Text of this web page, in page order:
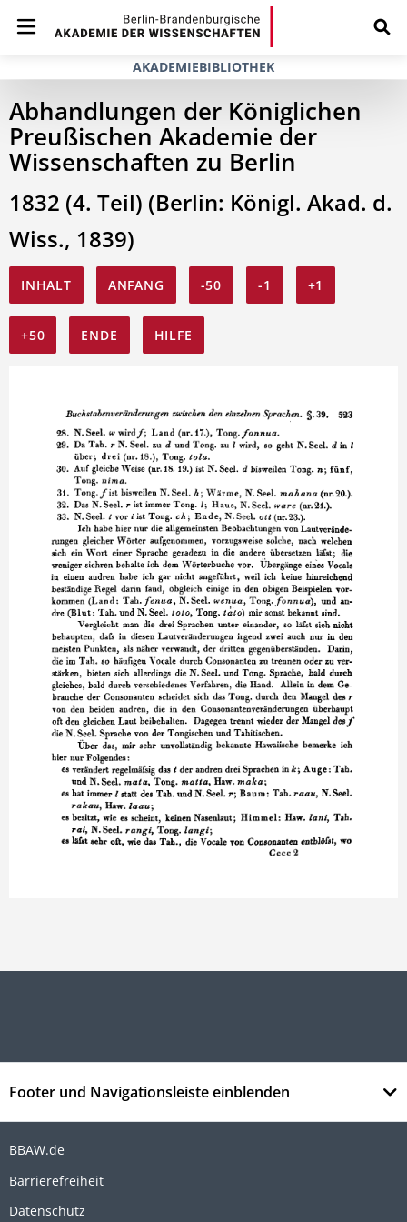
AKADEMIEBIBLIOTHEK
Abhandlungen der Königlichen
Preußischen Akademie der
Wissenschaften zu Berlin
1832 (4. Teil) (Berlin: Königl. Akad. d.
Wiss., 1839)
INHALT ANFANG -50 -1 +1
+50 ENDE HILFE
Footer und Navigationsleiste einblenden
BBAW.de
Barrierefreiheit
Datenschutz